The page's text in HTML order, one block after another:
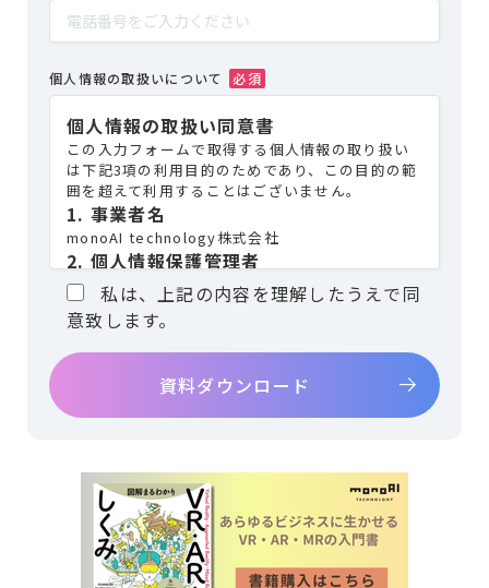
個人情報の取扱いについて
個人情報の取扱い同意書
この入力フォームで取得する個人情報の取り扱い
は下記3項の利用目的のためであり、この目的の範
囲を超えて利用することはございません。
1. 事業者名
monoAI technology株式会社
2. 個人情報保護管理者
所 属：monoAI technology株式会社 松岡 壮
連絡先：電話 03-6273-2753
3. 個人情報の利用目的
お問合せでいただいた個人情報は、お問合せにお
答えするため。 資料請求の場合は、資料の送付を
おこなうため。
4. 個人情報の第三者提供
・ご本人の同意がある場合
・法令に基づく場合
・人の生命、身体又は財産の保護のために必要が
ある場合であって、人の同意を得ることが困難で
あるとき
私は、上記の内容を理解したうえで同
意致します。